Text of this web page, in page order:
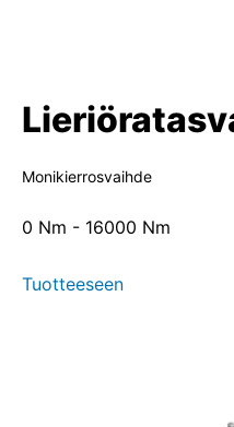
Monikierrosvaihde
0 Nm - 16000 Nm
Tuotteeseen